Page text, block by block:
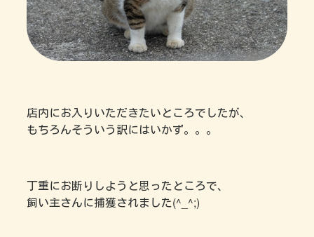
店内にお入りいただきたいところでしたが、
もちろんそういう訳にはいかず。。。
丁重にお断りしようと思ったところで、
飼い主さんに捕獲されました(^_^;)